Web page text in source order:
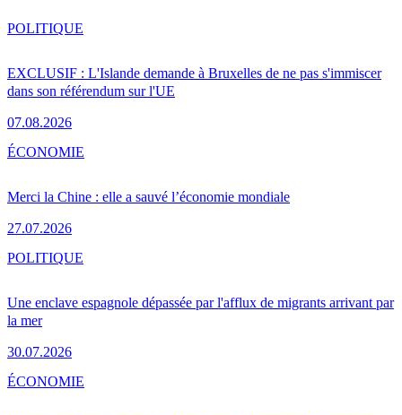
EXCLUSIF : L'Islande demande à Bruxelles de ne pas s'immiscer
dans son référendum sur l'UE
07.08.2026
POLITIQUE
Merci la Chine : elle a sauvé l’économie mondiale
27.07.2026
ÉCONOMIE
Une enclave espagnole dépassée par l'afflux de migrants arrivant par
la mer
30.07.2026
POLITIQUE
ÉCONOMIE